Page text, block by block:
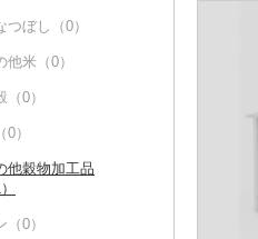
牛（0）
あかうし（0）
牛（0）
つぼし（0）
他米（0）
（0）
0）
他穀物加工品
（0）